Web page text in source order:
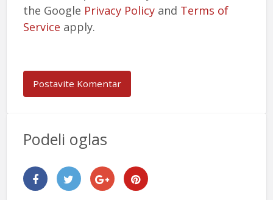
the Google Privacy Policyand Terms of
Service apply.
Podeli oglas